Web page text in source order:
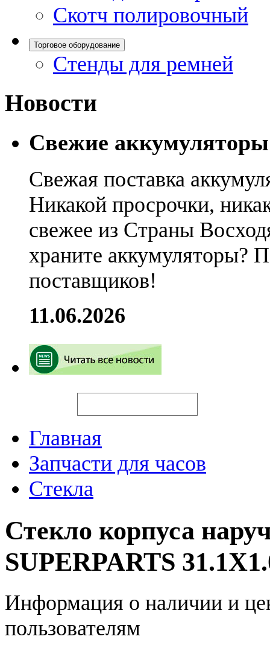
Скотч полировочный
Торговое оборудование
Стенды для ремней
Новости
Свежие
Свежая поставка
Никакой просрочки,
свежее из Страны
храните аккумуляторы?
поставщиков!
11.06.2026
Главная
Запчасти для часов
Стекла
Стекло корпуса
SUPERPARTS
Информация о наличии и
пользователям